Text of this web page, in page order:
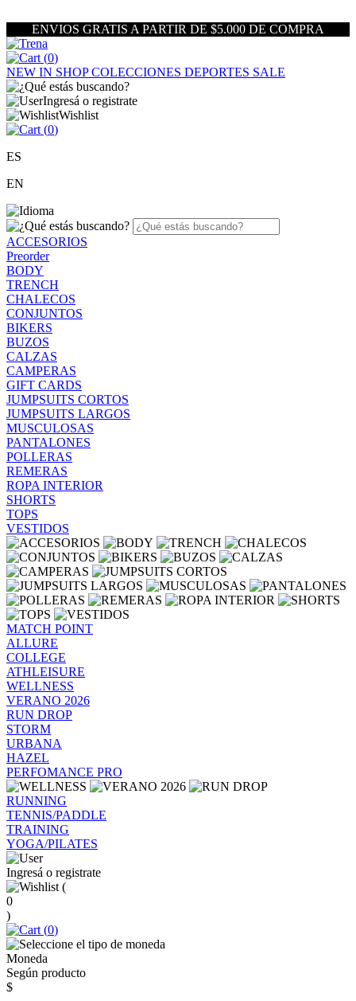
ENVIOS GRATIS A PARTIR DE $5.000 DE COMPRA
(0)
NEW IN SHOPCOLECCIONES DEPORTES SALE
Ingresá o registrate
Wishlist
(0)
ES
EN
ACCESORIOS
Preorder
BODY
TRENCH
CHALECOS
CONJUNTOS
BIKERS
BUZOS
CALZAS
CAMPERAS
GIFT CARDS
JUMPSUITS CORTOS
JUMPSUITS LARGOS
MUSCULOSAS
PANTALONES
POLLERAS
REMERAS
ROPA INTERIOR
SHORTS
TOPS
VESTIDOS
MATCH POINT
ALLURE
COLLEGE
ATHLEISURE
WELLNESS
VERANO 2026
RUN DROP
STORM
URBANA
HAZEL
PERFOMANCE PRO
RUNNING
TENNIS/PADDLE
TRAINING
YOGA/PILATES
Ingresá o registrate
(
0
)
(0)
Moneda
Según producto
$